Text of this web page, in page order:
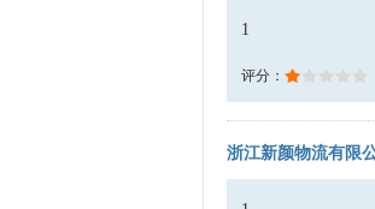
1
评分：
浙江新颜物流有限